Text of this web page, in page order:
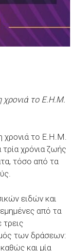
χρονιά το Ε.Η.Μ.
χρονιά το Ε.Η.Μ.
χρόνια ζωής
τόσο από τα
ειδών και
από τα
των δράσεων:
και μία